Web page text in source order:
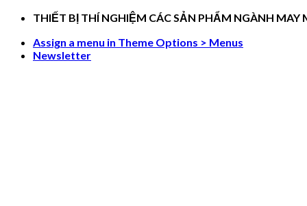
Skip
content
THIẾT BỊ THÍ NGHIỆM CÁC SẢN PHẨM NGÀNH MAY
Assign a menu in Theme Options > Menus
Newsletter